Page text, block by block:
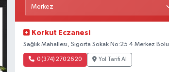
Korkut Eczanesi
Sağlık Mahallesi, Sigorta Sokak No:25 4 Merkez Bolu
0 (374) 270 26 20 Yol Tarifi Al